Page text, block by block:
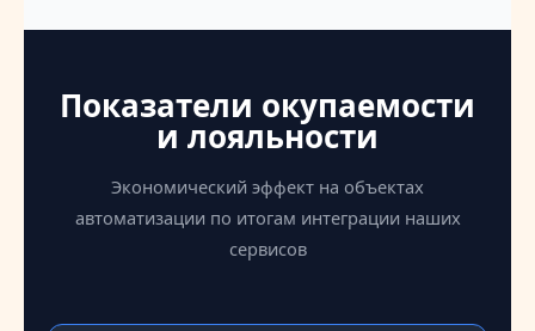
Показатели окупаемости
и лояльности
Экономический эффект на объектах
автоматизации по итогам интеграции наших
сервисов